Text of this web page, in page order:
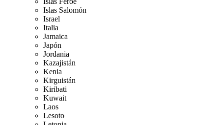
Islas Salomón
Israel
Italia
Jamaica
Japón
Jordania
Kazajistán
Kenia
Kirguistán
Kiribati
Kuwait
Laos
Lesoto